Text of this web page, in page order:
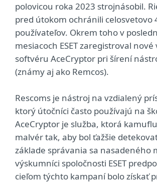
polovicou roka 2023 strojnásobil.
pred útokom ochránili celosvetovo
používateľov. Okrem toho v
mesiacoch ESET zaregistroval nové
softvéru AceCryptor pri šírení
(známy aj ako Remcos).
Rescoms je nástroj na vzdialený
ktorý útočníci často používajú na
AceCryptor je služba, ktorá
malvér tak, aby bol ťažšie
základe správania sa nasadeného
výskumníci spoločnosti ESET
cieľom týchto kampaní bolo získať